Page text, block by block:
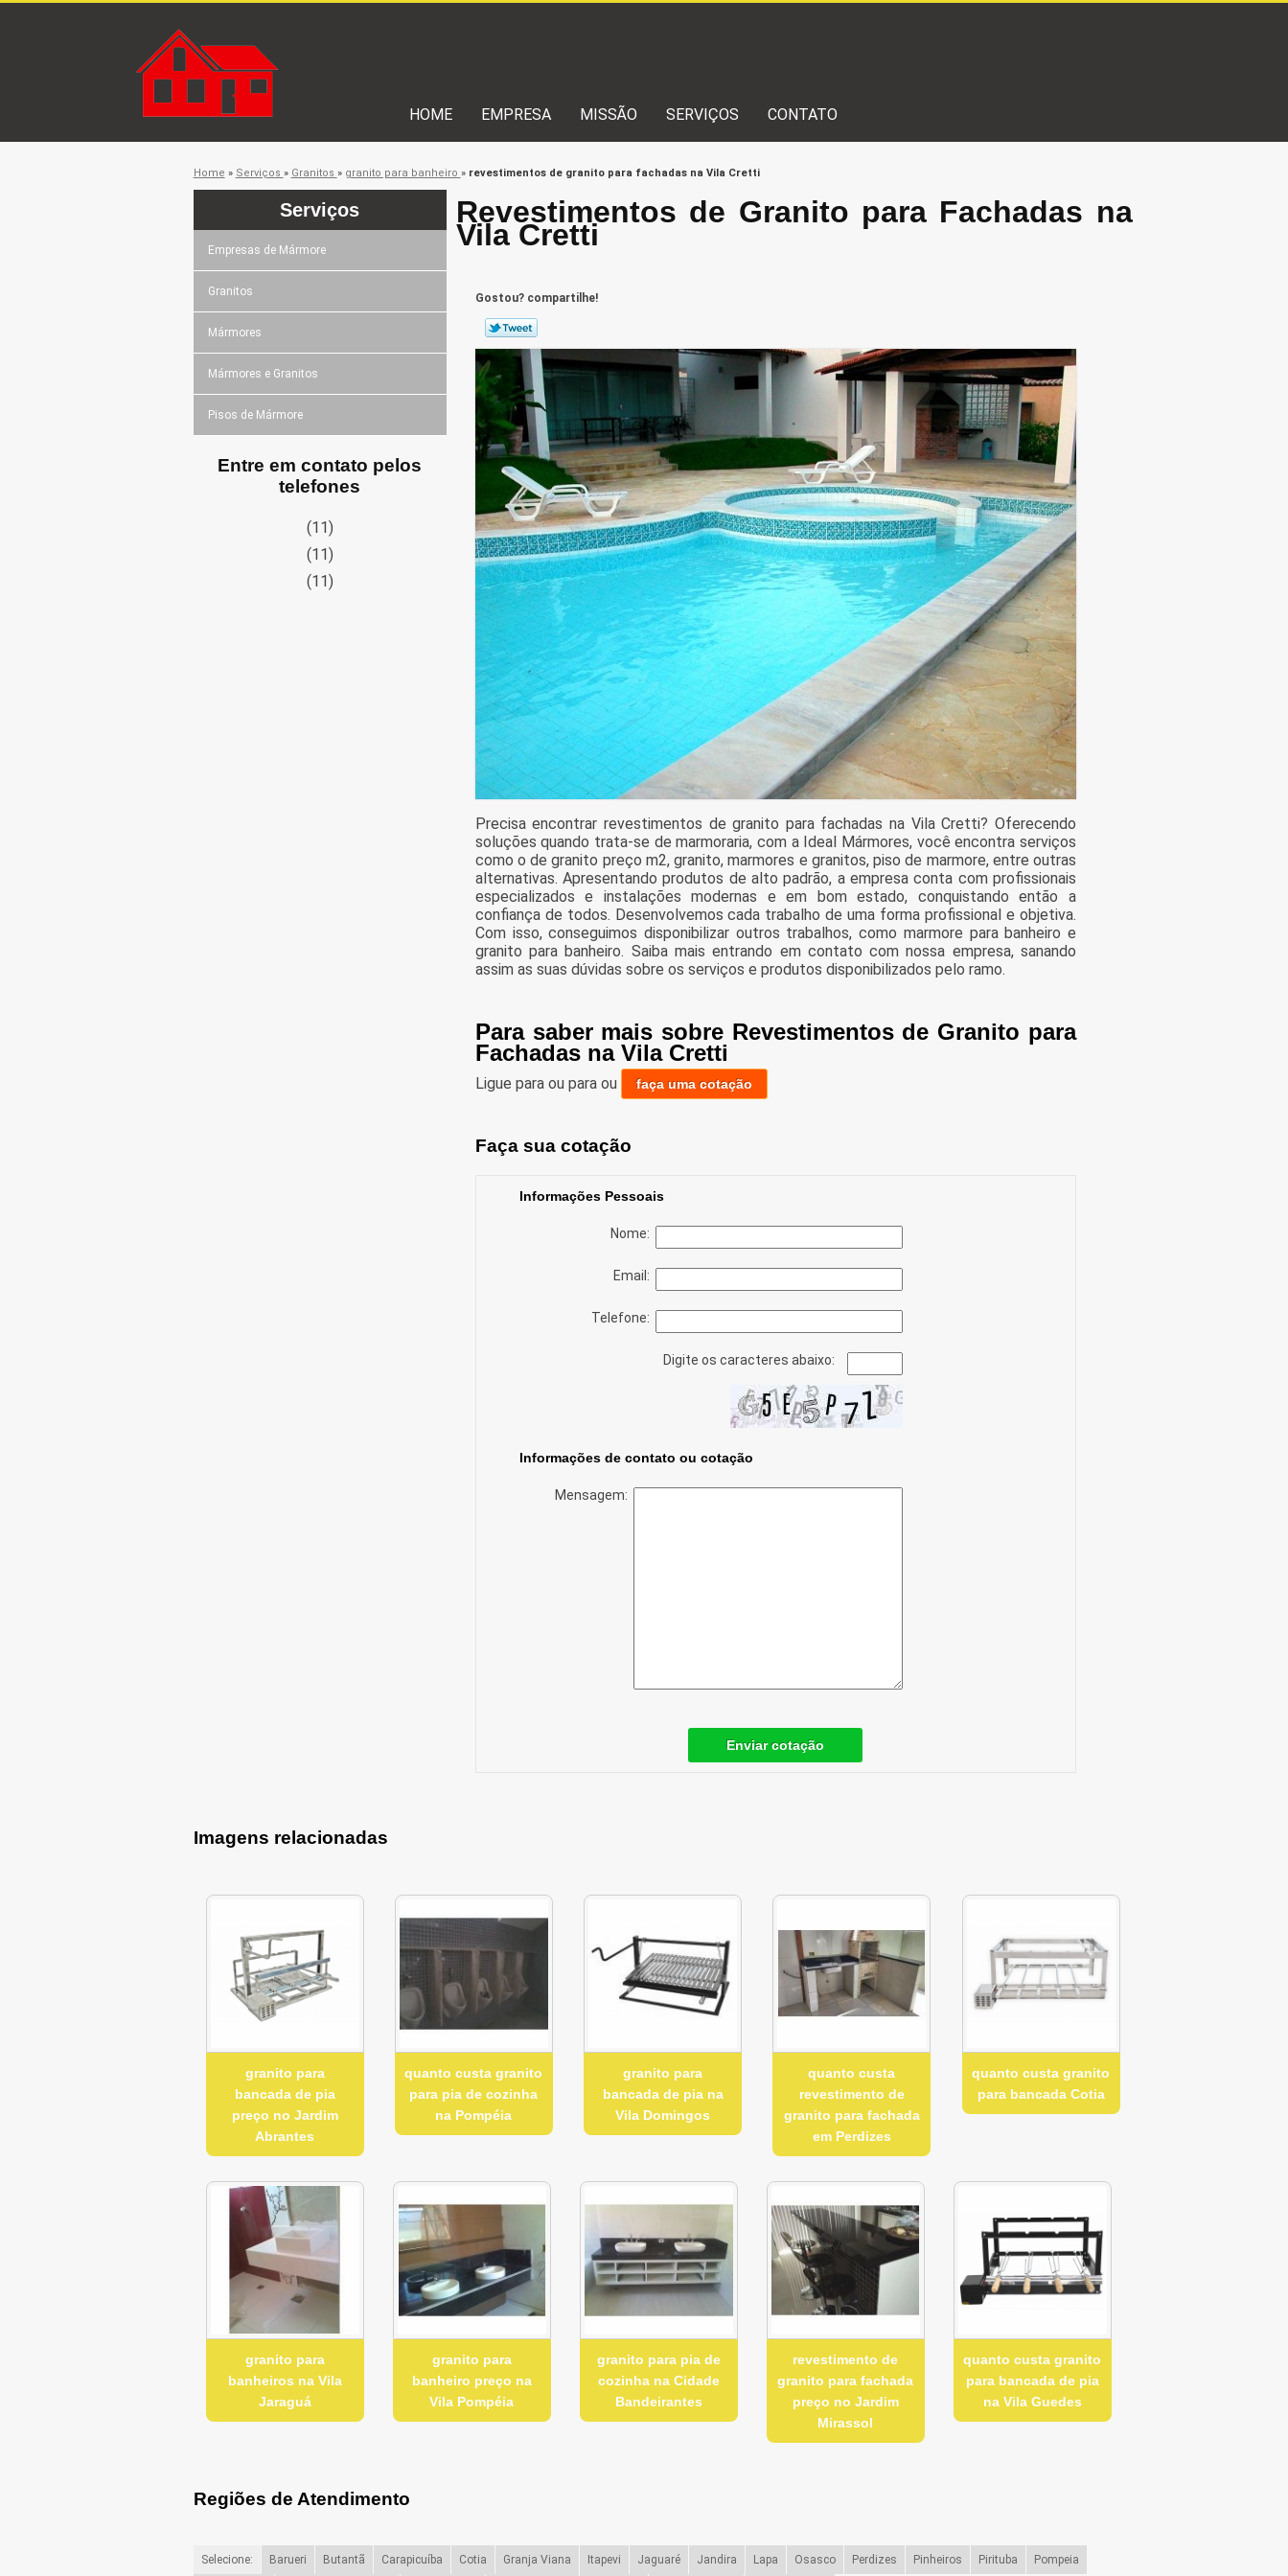
HOME EMPRESA MISSÃO SERVIÇOS CONTATO
Home » Serviços » Granitos » granito para banheiro » revestimentos de granito para fachadas na Vila Cretti
Serviços
Empresas de Mármore
Granitos
Mármores
Mármores e Granitos
Pisos de Mármore
Entre em contato pelos
telefones
(11)
(11)
(11)
Revestimentos de Granito para Fachadas na
Vila Cretti
Gostou? compartilhe!
Precisa encontrar revestimentos de granito para fachadas na Vila Cretti? Oferecendo
soluções quando trata-se de marmoraria, com a Ideal Mármores, você encontra serviços
como o de granito preço m2, granito, marmores e granitos, piso de marmore, entre outras
alternativas. Apresentando produtos de alto padrão, a empresa conta com profissionais
especializados e instalações modernas e em bom estado, conquistando então a
confiança de todos. Desenvolvemos cada trabalho de uma forma profissional e objetiva.
Com isso, conseguimos disponibilizar outros trabalhos, como marmore para banheiro e
granito para banheiro. Saiba mais entrando em contato com nossa empresa, sanando
assim as suas dúvidas sobre os serviços e produtos disponibilizados pelo ramo.
Para saber mais sobre Revestimentos de Granito para
Fachadas na Vila Cretti
Ligue para ou para ou faça uma cotação
Faça sua cotação
Informações Pessoais
Nome:
Email:
Telefone:
Digite os caracteres abaixo:
Informações de contato ou cotação
Mensagem:
Enviar cotação
Imagens relacionadas
granito para
bancada de pia
preço no Jardim
Abrantes
quanto custa granito
para pia de cozinha
na Pompéia
granito para
bancada de pia na
Vila Domingos
quanto custa
revestimento de
granito para fachada
em Perdizes
quanto custa granito
para bancada Cotia
granito para
banheiros na Vila
Jaraguá
granito para
banheiro preço na
Vila Pompéia
granito para pia de
cozinha na Cidade
Bandeirantes
revestimento de
granito para fachada
preço no Jardim
Mirassol
quanto custa granito
para bancada de pia
na Vila Guedes
Regiões de Atendimento
Selecione: Barueri Butantã Carapicuíba Cotia Granja Viana Itapevi Jaguaré Jandira Lapa Osasco Perdizes Pinheiros Pirituba Pompeia